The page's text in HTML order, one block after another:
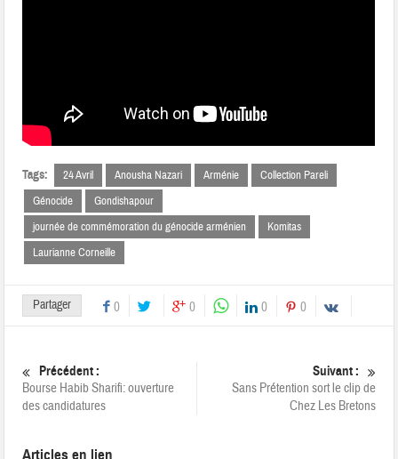
Tags: 24 Avril Anousha Nazari Arménie
Collection Pareli
Génocide
Gondishapour
journée de commémoration du génocide arménien
Komitas
Laurianne Corneille
Partager 0 0 0 0
Précédent :
Bourse Habib Sharifi: ouverture
des candidatures
Suivant :
Sans Prétention sort le clip de
Chez Les Bretons
Articles en lien